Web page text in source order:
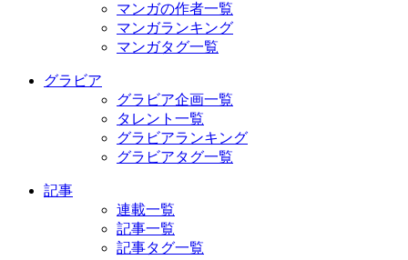
マンガの作者一覧
マンガランキング
マンガタグ一覧
グラビア
グラビア企画一覧
タレント一覧
グラビアランキング
グラビアタグ一覧
記事
連載一覧
記事一覧
記事タグ一覧